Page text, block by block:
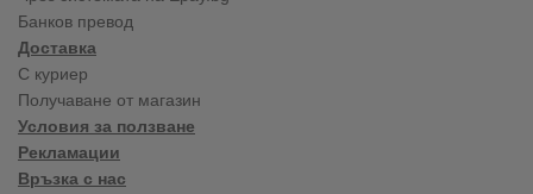
Банков превод
Доставка
С куриер
Получаване от магазин
Условия за ползване
Рекламации
Връзка с нас